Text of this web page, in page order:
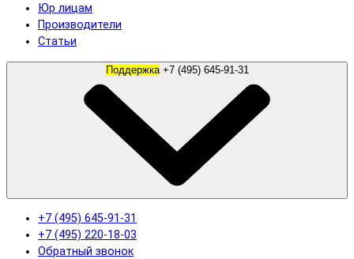
Юр лицам
Производители
Статьи
Поддержка
+7 (495) 645-91-31
+7 (495) 220-18-03
Обратный звонок